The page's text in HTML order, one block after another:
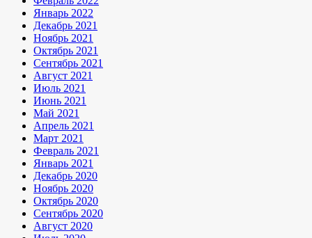
Январь 2022
Декабрь 2021
Ноябрь 2021
Октябрь 2021
Сентябрь 2021
Август 2021
Июль 2021
Июнь 2021
Май 2021
Апрель 2021
Март 2021
Февраль 2021
Январь 2021
Декабрь 2020
Ноябрь 2020
Октябрь 2020
Сентябрь 2020
Август 2020